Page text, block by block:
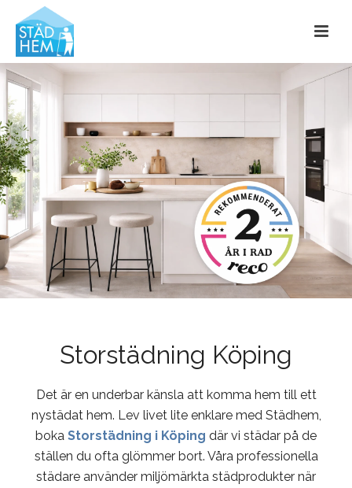
Storstädning Köping
Det är en underbar känsla att komma hem till ett
nystädat hem. Lev livet lite enklare med Städhem,
boka Storstädning i Köping där vi städar på de
ställen du ofta glömmer bort. Våra professionella
städare använder miljömärkta städprodukter när